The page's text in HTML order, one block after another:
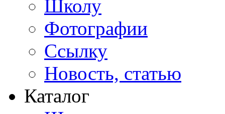
Школу
Фотографии
Ссылку
Новость, статью
Каталог